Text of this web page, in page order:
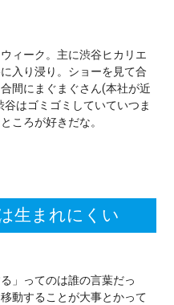
ィーク。主に渋谷ヒカリエ
入り浸り。ショーを見て合
間にまぐまぐさん(本社が近
はゴミゴミしていていつま
ころが好きだな。
生まれにくい
」ってのは誰の言葉だっ
動することが大事とかって